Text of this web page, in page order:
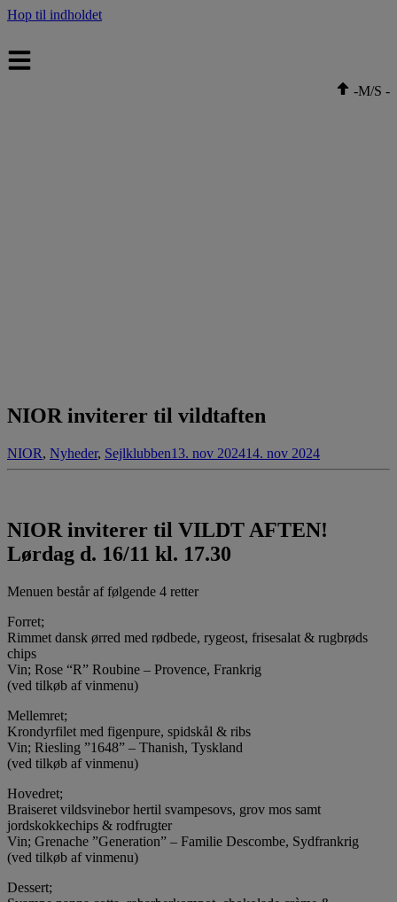
Hop til indholdet
-M/S -
NIOR inviterer til vildtaften
NIOR, Nyheder, Sejlklubben13. nov 202414. nov 2024
NIOR inviterer til VILDT AFTEN!
Lørdag d. 16/11 kl. 17.30
Menuen består af følgende 4 retter
Forret;
Rimmet dansk ørred med rødbede, rygeost, frisesalat & rugbrøds
chips
Vin; Rose “R” Roubine – Provence, Frankrig
(ved tilkøb af vinmenu)
Mellemret;
Krondyrfilet med figenpure, spidskål & ribs
Vin; Riesling ”1648” – Thanish, Tyskland
(ved tilkøb af vinmenu)
Hovedret;
Braiseret vildsvinebor hertil svampesovs, grov mos samt
jordskokkechips & rodfrugter
Vin; Grenache ”Generation” – Familie Descombe, Sydfrankrig
(ved tilkøb af vinmenu)
Dessert;